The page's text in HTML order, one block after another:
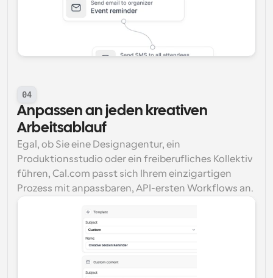
04
Anpassen an jeden kreativen
Arbeitsablauf
Egal, ob Sie eine Designagentur, ein
Produktionsstudio oder ein freiberufliches Kollektiv
führen, Cal.com passt sich Ihrem einzigartigen
Prozess mit anpassbaren, API-ersten Workflows an.